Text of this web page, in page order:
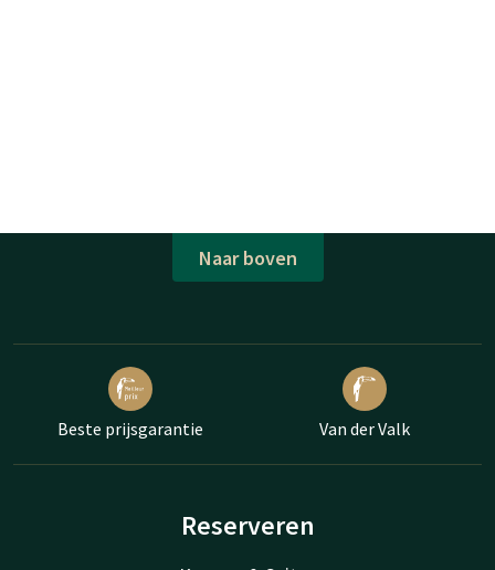
Naar boven
Beste prijsgarantie Van der Valk
Reserveren